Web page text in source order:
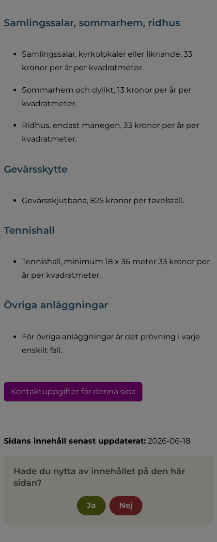
Samlingssalar, sommarhem, ridhus
Samlingssalar, kyrkolokaler eller liknande, 33
kronor per år per kvadratmeter.
Sommarhem och dylikt, 13 kronor per år per
kvadratmeter.
Ridhus, endast manegen, 33 kronor per år per
kvadratmeter.
Gevärsskytte
Gevärsskjutbana, 825 kronor per tavelställ.
Tennishall
Tennishall, minimum 18 x 36 meter 33 kronor per
år per kvadratmeter.
Övriga anläggningar
För övriga anläggningar är det prövning i varje
enskilt fall.
Kontaktuppgifter för denna sida
Sidans innehåll senast uppdaterat: 2026-06-18
Hade du nytta av innehållet på den här
sidan?
Ja Nej